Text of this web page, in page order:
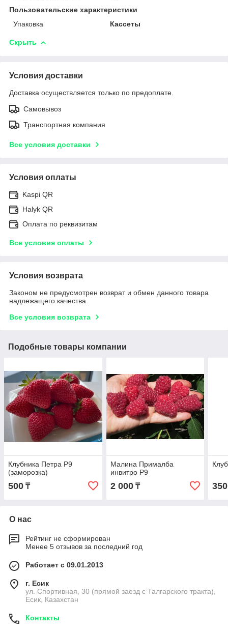
Пользовательские характеристики
Упаковка
Кассеты
Скрыть
Условия доставки
Доставка осуществляется только по предоплате.
Самовывоз
Транспортная компания
Все условия доставки
Условия оплаты
Kaspi QR
Halyk QR
Оплата по реквизитам
Все условия оплаты
Условия возврата
Законом не предусмотрен возврат и обмен данного товара
надлежащего качества
Все условия возврата
Подобные товары компании
Клубника Петра Р9
(заморозка)
500 ₸
Малина Прималба
инвитро Р9
2 000₸ 350
О нас
Рейтинг не сформирован
Менее 5 отзывов за последний год
Работает с 09.01.2013
г. Есик
ул. Спортивная, 30 (прямой заезд с Талгарского тракта),
Есик, Казахстан
Контакты